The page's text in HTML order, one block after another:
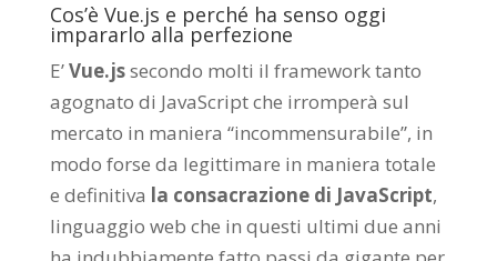
Cos’è Vue.js e perché ha senso oggi
impararlo alla perfezione
E’Vue.jssecondo molti il framework tanto
agognato di JavaScript che irromperà sul
mercato in maniera “incommensurabile”, in
modo forse da legittimare in maniera totale
e definitiva la consacrazione di JavaScript,
linguaggio web che in questi ultimi due anni